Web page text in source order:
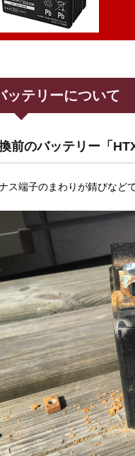
ッテリーについて
前のバッテリー「
ス端子のまわりが錆びなど